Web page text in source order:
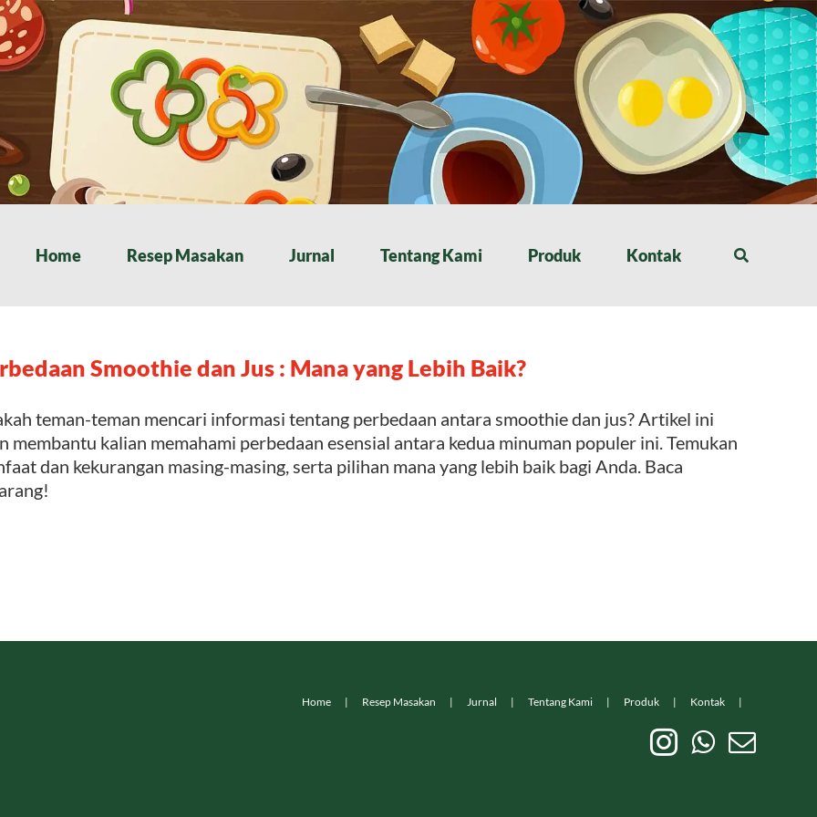
Home Resep Masakan Jurnal Tentang Kami Produk Kontak
Smoothie dan Jus : Mana yang Lebih Baik?
teman-teman mencari informasi tentang perbedaan antara smoothie dan jus? Artikel ini
membantu kalian memahami perbedaan esensial antara kedua minuman populer ini. Temukan
dan kekurangan masing-masing, serta pilihan mana yang lebih baik bagi Anda. Baca
Home Resep Masakan Jurnal Tentang Kami Produk Kontak